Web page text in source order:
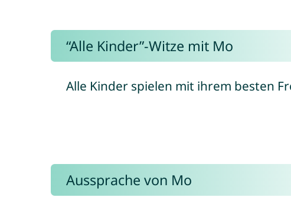
“Alle Kinder”-Witze mit Mo
Alle Kinder spielen mit ihrem besten
Aussprache von Mo